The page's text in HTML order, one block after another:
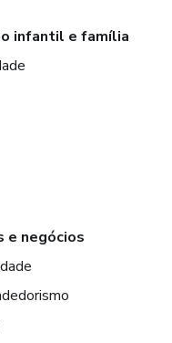
infantil e família
e negócios